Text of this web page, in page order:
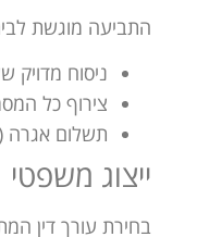
התביעה מוגשת
ניסוח
צירוף כל
תשלום אגרה
ייצוג משפטי
בחירת עורך דין